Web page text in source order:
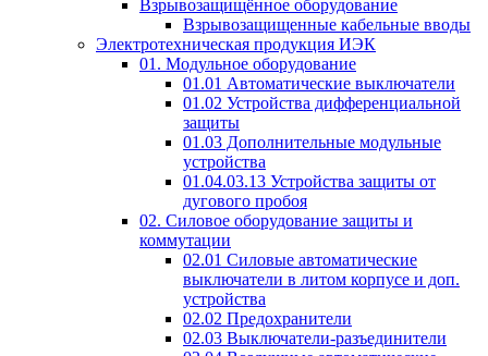
Взрывозащищённое оборудование
Взрывозащищенные кабельные вводы
Электротехническая продукция ИЭК
01. Модульное оборудование
01.01 Автоматические выключатели
01.02 Устройства дифференциальной
защиты
01.03 Дополнительные модульные
устройства
01.04.03.13 Устройства защиты от
дугового пробоя
02. Силовое оборудование защиты и
коммутации
02.01 Силовые автоматические
выключатели в литом корпусе и доп.
устройства
02.02 Предохранители
02.03 Выключатели-разъединители